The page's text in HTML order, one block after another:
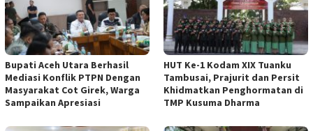
Bupati Aceh Utara Berhasil
Mediasi Konflik PTPN Dengan
Masyarakat Cot Girek, Warga
Sampaikan Apresiasi
HUT Ke-1 Kodam XIX Tuanku
Tambusai, Prajurit dan Persit
Khidmatkan Penghormatan di
TMP Kusuma Dharma